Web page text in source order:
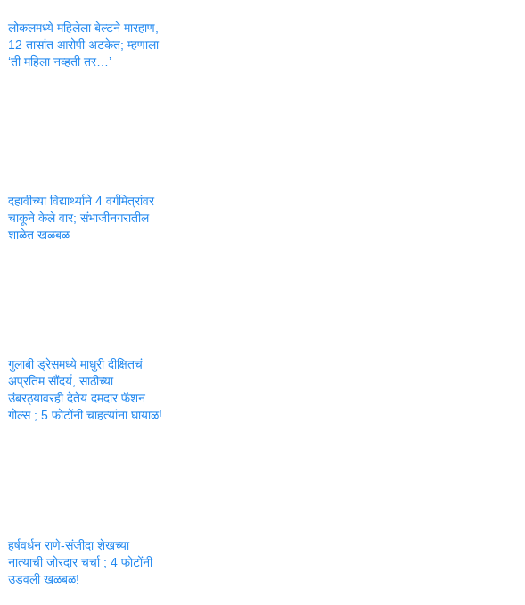
लोकलमध्ये महिलेला बेल्टने मारहाण,
12 तासांत आरोपी अटकेत; म्हणाला
‘ती महिला नव्हती तर…’
दहावीच्या विद्यार्थ्याने 4 वर्गमित्रांवर
चाकूने केले वार; संभाजीनगरातील
शाळेत खळबळ
गुलाबी ड्रेसमध्ये माधुरी दीक्षितचं
अप्रतिम सौंदर्य, साठीच्या
उंबरठ्यावरही देतेय दमदार फॅशन
गोल्स ; 5 फोटोंनी चाहत्यांना घायाळ!
हर्षवर्धन राणे-संजीदा शेखच्या
नात्याची जोरदार चर्चा ; 4 फोटोंनी
उडवली खळबळ!